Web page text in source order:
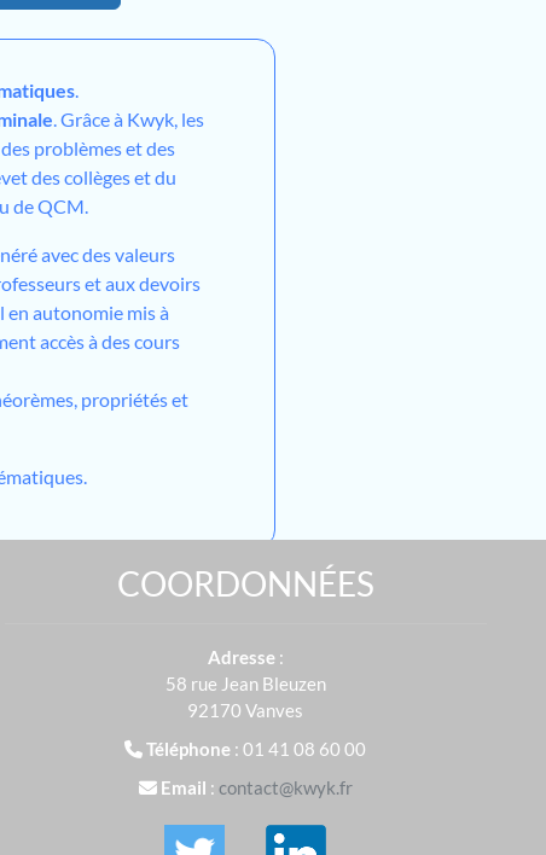
.
. Grâce à Kwyk, les
problèmes et des
des collèges et du
de QCM.
avec des valeurs
et aux devoirs
autonomie mis à
accès à des cours
propriétés et
COORDONNÉES
Adresse :
58 rue Jean Bleuzen
92170 Vanves
Téléphone : 01 41 08 60 00
Email : contact@kwyk.fr